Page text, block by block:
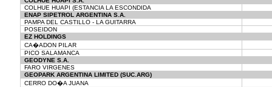
COLHUE HUAPI (ESTANCIA LA ESCONDIDA
ENAP SIPETROL ARGENTINA S.A.
PAMPA DEL CASTILLO - LA GUITARRA
POSEIDON
EZ HOLDINGS
CA�ADON PILAR
PICO SALAMANCA
GEODYNE S.A.
FARO VIRGENES
GEOPARK ARGENTINA LIMITED (SUC.ARG)
CERRO DO�A JUANA